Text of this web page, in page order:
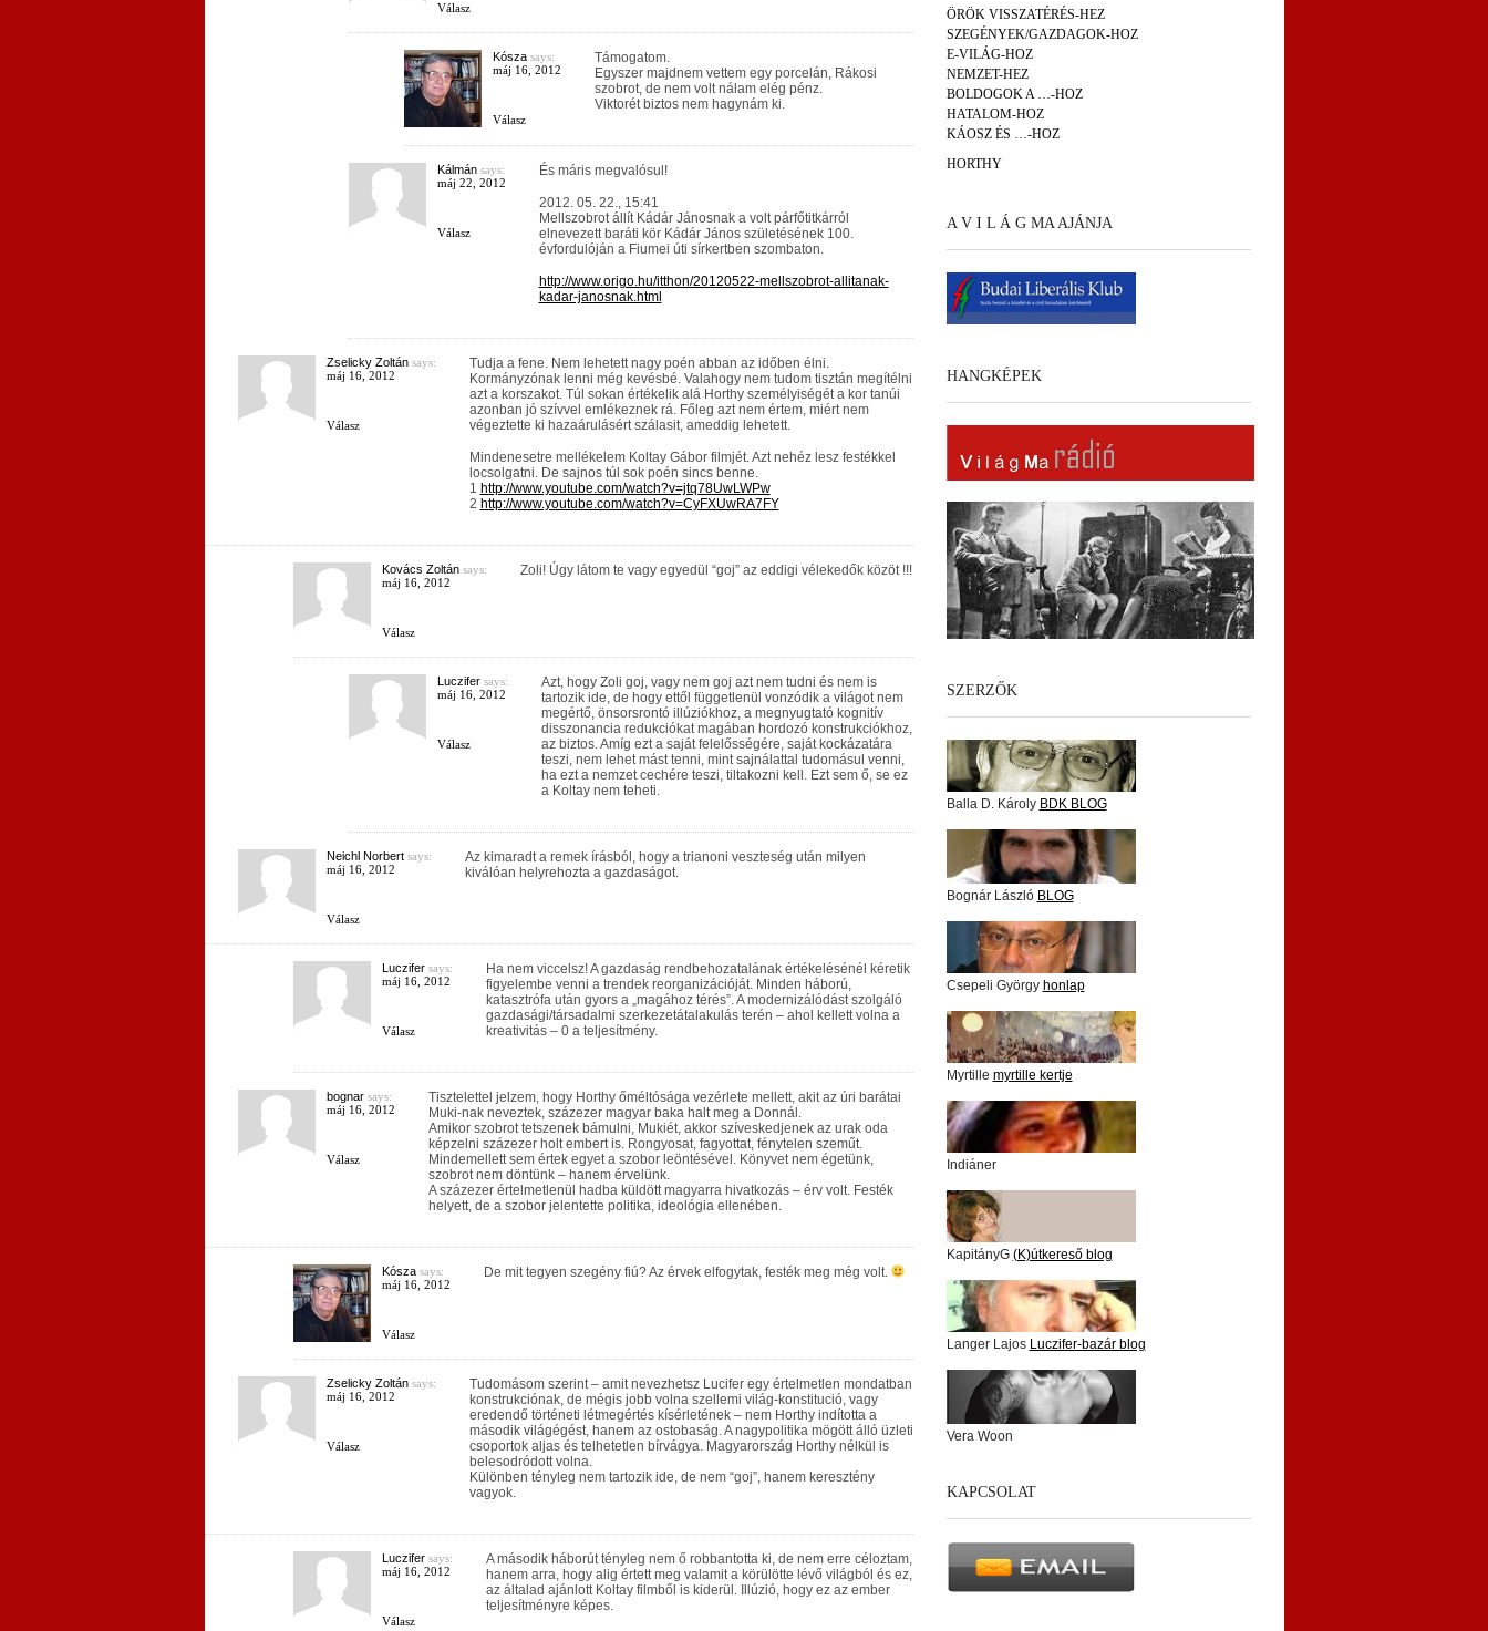
Válasz
Kószasays:
máj 16, 2012
Válasz
Támogatom.
Egyszer majdnem vettem egy porcelán, Rákosi
szobrot, de nem volt nálam elég pénz.
Viktorét biztos nem hagynám ki.
Kálmánsays:
máj 22, 2012
Válasz
És máris megvalósul!
2012. 05. 22., 15:41
Mellszobrot állít Kádár Jánosnak a volt párfőtitkárról
elnevezett baráti kör Kádár János születésének 100.
évfordulóján a Fiumei úti sírkertben szombaton.
http://www.origo.hu/itthon/20120522-mellszobrot-allitanak-
kadar-janosnak.html
Zselicky Zoltánsays:
máj 16, 2012
Válasz
Tudja a fene. Nem lehetett nagy poén abban az időben élni.
Kormányzónak lenni még kevésbé. Valahogy nem tudom tisztán megítélni
azt a korszakot. Túl sokan értékelik alá Horthy személyiségét a kor tanúi
azonban jó szívvel emlékeznek rá. Főleg azt nem értem, miért nem
végeztette ki hazaárulásért szálasit, ameddig lehetett.
Mindenesetre mellékelem Koltay Gábor filmjét. Azt nehéz lesz festékkel
locsolgatni. De sajnos túl sok poén sincs benne.
1 http://www.youtube.com/watch?v=jtq78UwLWPw
2 http://www.youtube.com/watch?v=CyFXUwRA7FY
Kovács Zoltánsays:
máj 16, 2012
Válasz
Zoli! Úgy látom te vagy egyedül “goj” az eddigi vélekedők közöt !!!
Luczifersays:
máj 16, 2012
Válasz
Azt, hogy Zoli goj, vagy nem goj azt nem tudni és nem is
tartozik ide, de hogy ettől függetlenül vonzódik a világot nem
megértő, önsorsrontó illúziókhoz, a megnyugtató kognitív
disszonancia redukciókat magában hordozó konstrukciókhoz,
az biztos. Amíg ezt a saját felelősségére, saját kockázatára
teszi, nem lehet mást tenni, mint sajnálattal tudomásul venni,
ha ezt a nemzet cechére teszi, tiltakozni kell. Ezt sem ő, se ez
a Koltay nem teheti.
Neichl Norbertsays:
máj 16, 2012
Válasz
Az kimaradt a remek írásból, hogy a trianoni veszteség után milyen
kiválóan helyrehozta a gazdaságot.
Luczifersays:
máj 16, 2012
Válasz
Ha nem viccelsz! A gazdaság rendbehozatalának értékelésénél kéretik
figyelembe venni a trendek reorganizációját. Minden háború,
katasztrófa után gyors a „magához térés”. A modernizálódást szolgáló
gazdasági/társadalmi szerkezetátalakulás terén – ahol kellett volna a
kreativitás – 0 a teljesítmény.
bognarsays:
máj 16, 2012
Válasz
Tisztelettel jelzem, hogy Horthy őméltósága vezérlete mellett, akit az úri barátai
Muki-nak neveztek, százezer magyar baka halt meg a Donnál.
Amikor szobrot tetszenek bámulni, Mukiét, akkor szíveskedjenek az urak oda
képzelni százezer holt embert is. Rongyosat, fagyottat, fénytelen szeműt.
Mindemellett sem értek egyet a szobor leöntésével. Könyvet nem égetünk,
szobrot nem döntünk – hanem érvelünk.
A százezer értelmetlenül hadba küldött magyarra hivatkozás – érv volt. Festék
helyett, de a szobor jelentette politika, ideológia ellenében.
Kószasays:
máj 16, 2012
Válasz
De mit tegyen szegény fiú? Az érvek elfogytak, festék meg még volt.
Zselicky Zoltánsays:
máj 16, 2012
Válasz
Tudomásom szerint – amit nevezhetsz Lucifer egy értelmetlen mondatban
konstrukciónak, de mégis jobb volna szellemi világ-konstitució, vagy
eredendő történeti létmegértés kísérletének – nem Horthy indította a
második világégést, hanem az ostobaság. A nagypolitika mögött álló üzleti
csoportok aljas és telhetetlen bírvágya. Magyarország Horthy nélkül is
belesodródott volna.
Különben tényleg nem tartozik ide, de nem “goj”, hanem keresztény
vagyok.
Luczifersays:
máj 16, 2012
Válasz
A második háborút tényleg nem ő robbantotta ki, de nem erre céloztam,
hanem arra, hogy alig értett meg valamit a körülötte lévő világból és ez,
az általad ajánlott Koltay filmből is kiderül. Illúzió, hogy ez az ember
teljesítményre képes.
ÖRÖK VISSZATÉRÉS-HEZ
SZEGÉNYEK/GAZDAGOK-HOZ
E-VILÁG-HOZ
NEMZET-HEZ
BOLDOGOK A …-HOZ
HATALOM-HOZ
KÁOSZ ÉS …-HOZ
HORTHY
A V I L Á G MA AJÁNJA
HANGKÉPEK
SZERZŐK
Balla D. Károly BDK BLOG
Bognár László BLOG
Csepeli György honlap
Myrtille myrtille kertje
Indiáner
KapitányG (K)útkereső blog
Langer Lajos Luczifer-bazár blog
Vera Woon
KAPCSOLAT